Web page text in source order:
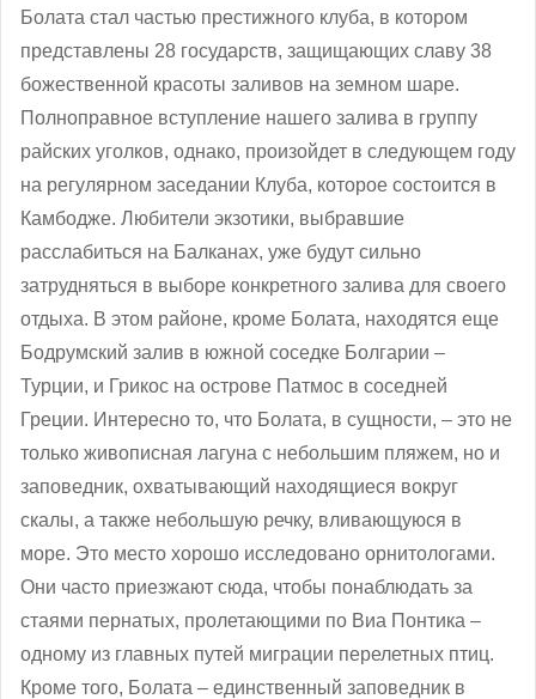
Болата стал частью престижного клуба, в котором
представлены 28 государств, защищающих славу 38
божественной красоты заливов на земном шаре.
Полноправное вступление нашего залива в группу
райских уголков, однако, произойдет в следующем году
на регулярном заседании Клуба, которое состоится в
Камбодже. Любители экзотики, выбравшие
расслабиться на Балканах, уже будут сильно
затрудняться в выборе конкретного залива для своего
отдыха. В этом районе, кроме Болата, находятся еще
Бодрумский залив в южной соседке Болгарии –
Турции, и Грикос на острове Патмос в соседней
Греции. Интересно то, что Болата, в сущности, – это не
только живописная лагуна с небольшим пляжем, но и
заповедник, охватывающий находящиеся вокруг
скалы, а также небольшую речку, вливающуюся в
море. Это место хорошо исследовано орнитологами.
Они часто приезжают сюда, чтобы понаблюдать за
стаями пернатых, пролетающими по Виа Понтика –
одному из главных путей миграции перелетных птиц.
Кроме того, Болата – единственный заповедник в